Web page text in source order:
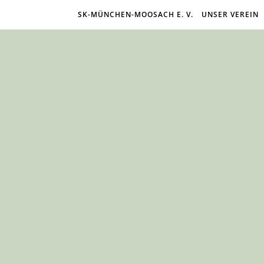
SK-MÜNCHEN-MOOSACH E. V. UNSER VEREIN